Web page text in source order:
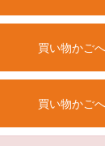
買い物かご
買い物かご